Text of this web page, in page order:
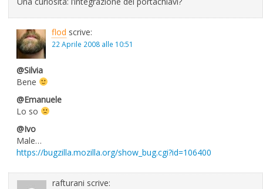
flod scrive:
22 Aprile 2008 alle 10:51
@Silvia
Bene
@Emanuele
Lo so
@Ivo
Male…
https://bugzilla.mozilla.org/show_bug.cgi?id=106400
rafturani scrive: